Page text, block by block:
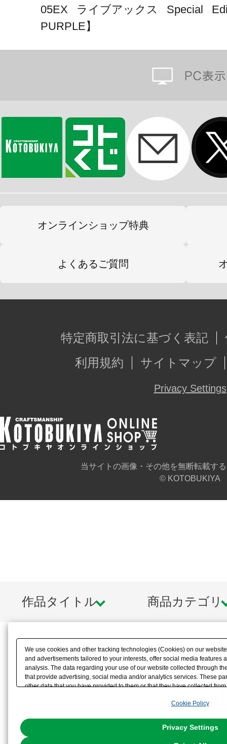
05EX ライブアックス Special
PURPLE】
オンラインショップ特典
よくあるご質問
特定商取引法に基づく表記
利用規約
サイトマップ
Privacy Settings
当サイトの画像・その他を無断転載す
© KOTOBUKIYA
作品タイトル 商品カテゴリ
We use cookies and other tracking technologies (Cookies) on our
and advertisements tailored to your interests, offer social media features
analysis. The data regarding your use of our website collected through
that provide advertising, social media and/or analytics services. These
other data that you have provided to them or that they have collected
the use of all Cookies except for Strictly Necessary Cookies, please
You can change your consent or rejection settings at any time via
Cookie Policy
Privacy Settings